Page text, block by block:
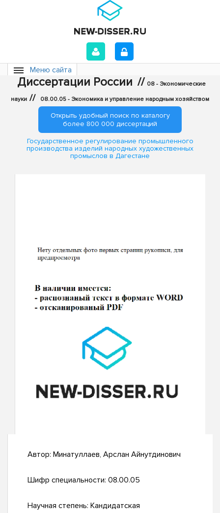
Меню сайта
Диссертации России // 08 - Экономические
науки // 08.00.05 - Экономика и управление народным хозяйством
Открыть удобный поиск по каталогу
более 800 000 диссертаций
Государственное регулирование промышленного
производства изделий народных художественных
промыслов в Дагестане
Автор: Минатуллаев, Арслан Айнутдинович
Шифр специальности: 08.00.05
Научная степень: Кандидатская